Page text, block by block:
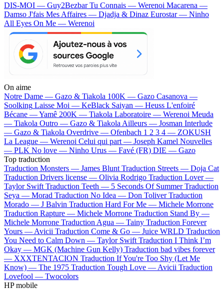
DIS-MOI — Guy2BezbarTu Connais — Werenoi Macarena —
Damso J'fais Mes Affaires — Djadja & Dinaz Eurostar — Ninho
All Eyes On Me — Werenoi
On aime
Notre Dame — Gazo & Tiakola 100K — Gazo Casanova —
Soolking Laisse Moi — KeBlack Saiyan — Heuss L'enfoiré
Bécane —Yamê 200K — Tiakola Laboratoire — Werenoi Meuda
— Tiakola Outro — Gazo & Tiakola Ailleurs — Josman Interlude
— Gazo & Tiakola Overdrive — Ofenbach 1 2 3 4 — ZOKUSH
La League — Werenoi Celui qui part — Joseph Kamel Nouvelles
— PLK No love — Ninho Urus — Favé (FR) DIE — Gazo
Top traduction
Traduction Monsters — James Blunt Traduction Streets — Doja Cat
Traduction Drivers license — Olivia Rodrigo Traduction Lover —
Taylor Swift Traduction Teeth — 5 Seconds Of Summer Traduction
Seya — Morad Traduction No Idea — Don Toliver Traduction
Morado — J Balvin Traduction Hard For Me — Michele Morrone
Traduction Rapture — Michele Morrone Traduction Stand By —
Michele Morrone Traduction Agua — Tainy Traduction Forever
Yours — Avicii Traduction Come & Go — Juice WRLD Traduction
You Need to Calm Down — Taylor Swift Traduction I Think I’m
Okay — MGK (Machine Gun Kelly) Traduction bad vibes forever
— XXXTENTACION Traduction If You're Too Shy (Let Me
Know) — The 1975 Traduction Tough Love — Avicii Traduction
Lovefool — Twocolors
HP mobile